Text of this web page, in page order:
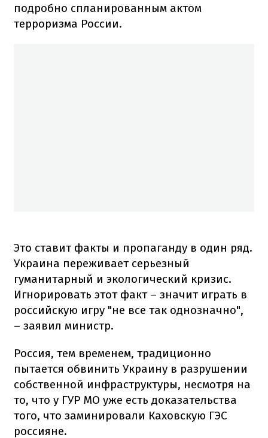
подробно спланированным актом
терроризма России.
Это ставит факты и пропаганду в один ряд.
Украина переживает серьезный
гуманитарный и экологический кризис.
Игнорировать этот факт – значит играть в
российскую игру "не все так однозначно",
– заявил министр.
Россия, тем временем, традиционно
пытается обвинить Украину в разрушении
собственной инфраструктуры, несмотря на
то, что у ГУР МО уже есть доказательства
того, что заминировали Каховскую ГЭС
россияне.